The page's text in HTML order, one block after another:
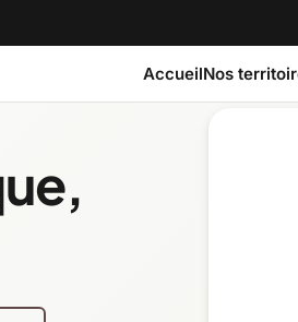
AccueilNos
Bas-Saint-Laurent